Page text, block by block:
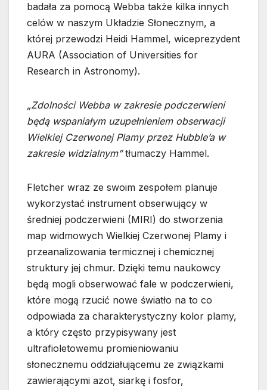
badała za pomocą Webba także kilka innych
celów w naszym Układzie Słonecznym, a
której przewodzi Heidi Hammel, wiceprezydent
AURA (Association of Universities for
Research in Astronomy).
„Zdolności Webba w zakresie podczerwieni
będą wspaniałym uzupełnieniem obserwacji
Wielkiej Czerwonej Plamy przez Hubble’a w
zakresie widzialnym”tłumaczy Hammel.
Fletcher wraz ze swoim zespołem planuje
wykorzystać instrument obserwujący w
średniej podczerwieni (MIRI) do stworzenia
map widmowych Wielkiej Czerwonej Plamy i
przeanalizowania termicznej i chemicznej
struktury jej chmur. Dzięki temu naukowcy
będą mogli obserwować fale w podczerwieni,
które mogą rzucić nowe światło na to co
odpowiada za charakterystyczny kolor plamy,
a który często przypisywany jest
ultrafioletowemu promieniowaniu
słonecznemu oddziałującemu ze związkami
zawierającymi azot, siarkę i fosfor,